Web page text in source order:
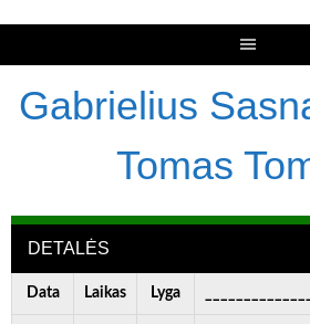
Gabrielius
Tomas
DETALĖS
Data Laikas Lyga